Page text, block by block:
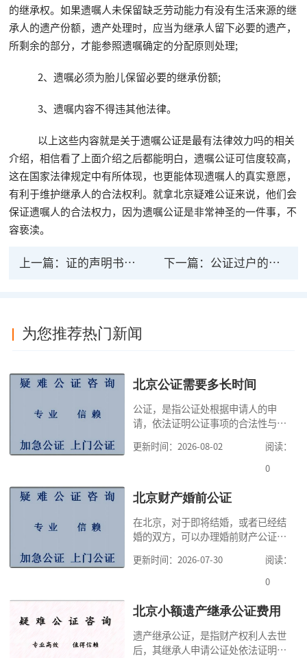
的继承权。如果遗嘱人未保留缺乏劳动能力有没有生活来源的继
承人的遗产份额，遗产处理时，应当为继承人留下必要的遗产，
所剩余的部分，才能参照遗嘱确定的分配原则处理;
2、遗嘱必须为胎儿保留必要的继承份额;
3、遗嘱内容不得违其他法律。
以上这些内容就是关于遗嘱公证是最有法律效力吗的相关
介绍，相信看了上面介绍之后都能明白，遗嘱公证可信度较高，
这在国家法律规定中有所体现，也更能体现遗嘱人的真实意愿，
有利于维护继承人的合法权利。就拿北京疑难公证来说，他们会
保证遗嘱人的合法权力，因为遗嘱公证是非常神圣的一件事，不
容亵渎。
上一篇：证的声明书的法律效力 下一篇： 公证过户的法律效力房屋只公证不过户的风险
为您推荐热门新闻
北京公证需要多长时间
公证，是指公证处根据申请人的申
请，依法证明公证事项的合法性与真
高公证事项的效力，固定证据，但是
很多人不知道在北京办理公证需要多
家，办理公证的时候除了需要按照公
道北京公证需要什么材料,北京公证需
要多少钱？北京公
更新时间：2026-08-02
阅读：
0
北京财产婚前公证
在北京，对于即将结婚，或者已经结
婚的双方，可以办理婚前财产公证，
式，可以避免个人财产引发的纠纷，
但是，在北京办理婚前财产公证，除
料外，公证咨询告诉大家，我们有必
京婚前财产公证机构？了解这些不仅
有利于我们根
更新时间：2026-07-30
阅读：
0
北京小额遗产继承公证费用
遗产继承公证，是指财产权利人去世
后，其继承人申请公证处依法证明继